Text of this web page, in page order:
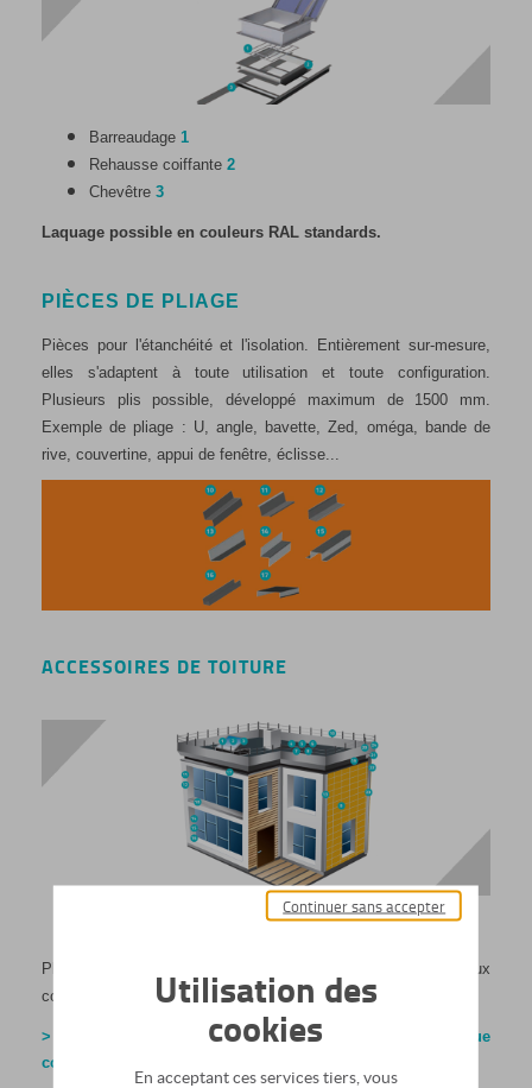
Barreaudage 1
Rehausse coiffante 2
Chevêtre 3
Laquage possible en couleurs RAL standards.
PIÈCES DE PLIAGE
Pièces pour l'étanchéité et l'isolation. Entièrement sur-mesure,
elles s'adaptent à toute utilisation et toute configuration.
Plusieurs plis possible, développé maximum de 1500 mm.
Exemple de pliage : U, angle, bavette, Zed, oméga, bande de
rive, couvertine, appui de fenêtre, éclisse...
ACCESSOIRES DE TOITURE
Pliage destiné à l'habillage de façade. Laquage possible aux
couleurs RAL.
> Pour plus d'informations, consultez notre rubrique
consacrée à la façade.
Utilisation des
cookies
En acceptant ces services tiers, vous
Continuer sans accepter